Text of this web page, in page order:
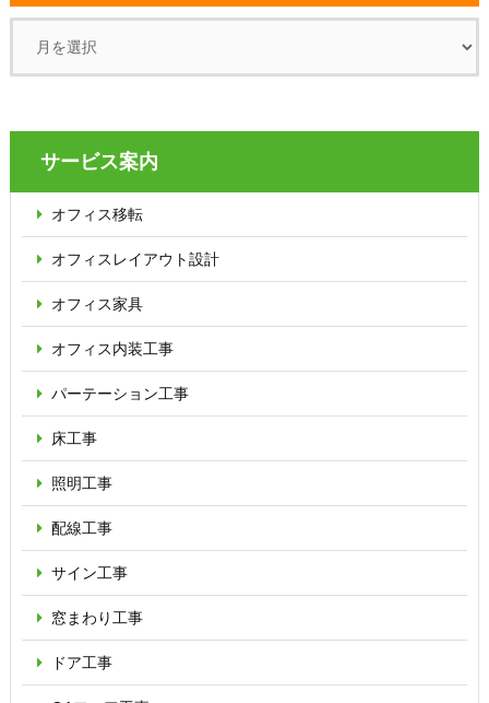
サービス案内
オフィス移転
オフィス レイアウト設計
オフィス家具
オフィス内装工事
パーテーション工事
床工事
照明工事
配線工事
サイン工事
窓まわり工事
ドア工事